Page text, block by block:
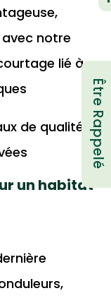
notre
lié à
de qualité
un habitat
Être Rappelé